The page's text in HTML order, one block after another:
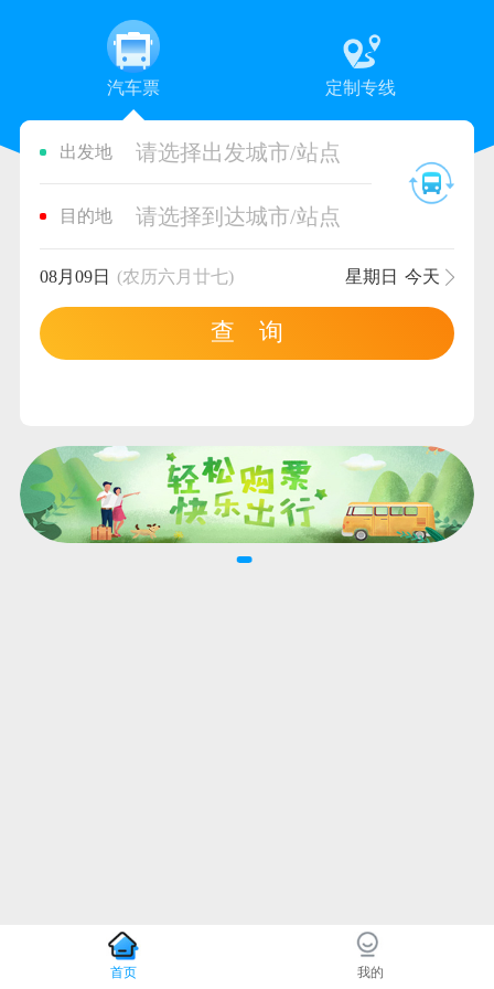
汽车票 定制专线
出发地 请选择出发城市/站点
目的地 请选择到达城市/站点
08月09日 (农历六月廿七) 星期日 今天
查 询
首页 我的